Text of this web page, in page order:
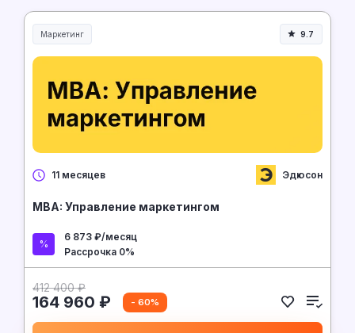
Маркетинг 9.7
11 месяцев Эдюсон
MBA: Управление маркетингом
6 873 ₽/месяц
Рассрочка 0%
412 400 ₽
164 960 ₽ - 60%